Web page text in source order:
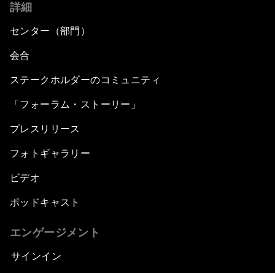
詳細
センター（部門）
会合
ステークホルダーのコミュニティ
「フォーラム・ストーリー」
プレスリリース
フォトギャラリー
ビデオ
ポッドキャスト
エンゲージメント
サインイン